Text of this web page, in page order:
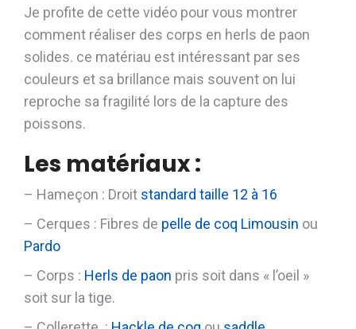
Je profite de cette vidéo pour vous montrer
comment réaliser des corps en herls de paon
solides. ce matériau est intéressant par ses
couleurs et sa brillance mais souvent on lui
reproche sa fragilité lors de la capture des
poissons.
Les matériaux :
– Hameçon : Droit standard taille 12 à 16
– Cerques : Fibres de pelle de coq Limousin ou
Pardo
– Corps : Herls de paon pris soit dans « l’oeil »
soit sur la tige.